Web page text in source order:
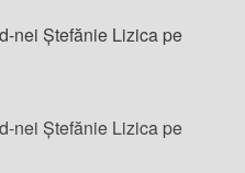
nei Ștefănie Lizica pe
nei Ștefănie Lizica pe